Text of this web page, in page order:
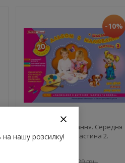
-10%
Альбом з малювання. Середня
група 4-5-років. Частина 2.
нашу розсилку!